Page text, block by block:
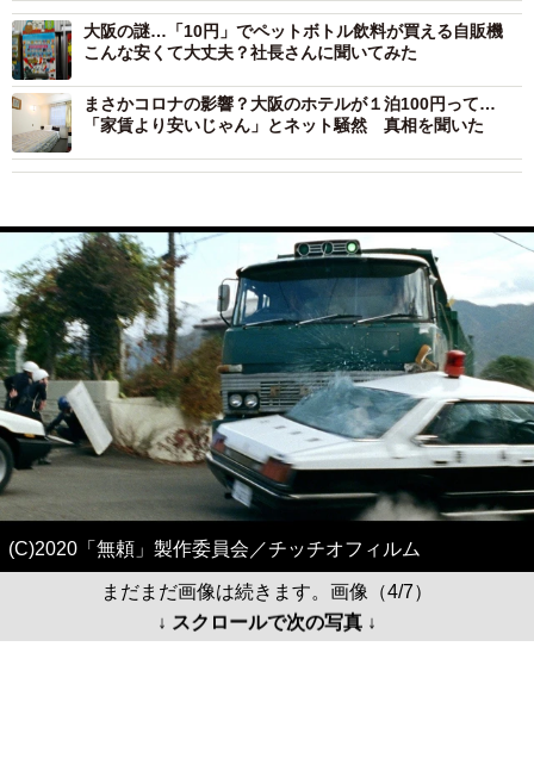
大阪の謎…「10円」でペットボトル飲料が買える自販機
こんな安くて大丈夫？社長さんに聞いてみた
まさかコロナの影響？大阪のホテルが１泊100円って…
「家賃より安いじゃん」とネット騒然 真相を聞いた
(C)2020「無頼」製作委員会／チッチオフィルム
まだまだ画像は続きます。画像（4/7）
↓ スクロールで次の写真 ↓